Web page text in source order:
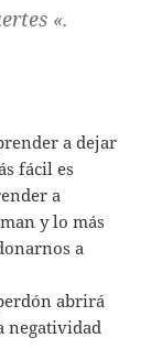
«.
a dejar
fácil es
a
y lo más
a
abrirá
negatividad